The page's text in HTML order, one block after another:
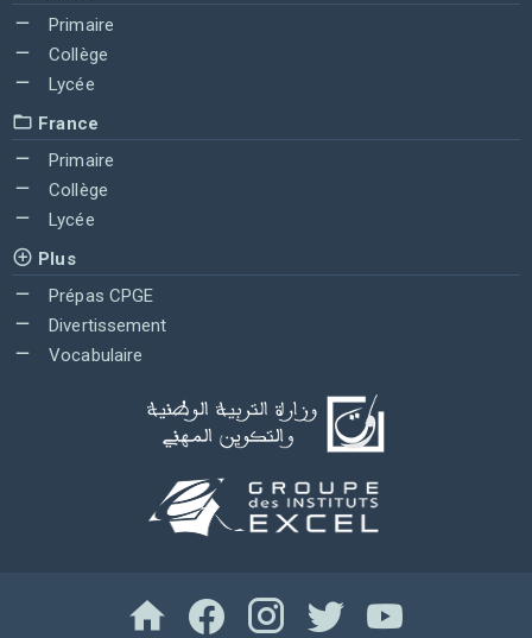
Primaire
Collège
Lycée
France
Primaire
Collège
Lycée
Plus
Prépas CPGE
Divertissement
Vocabulaire